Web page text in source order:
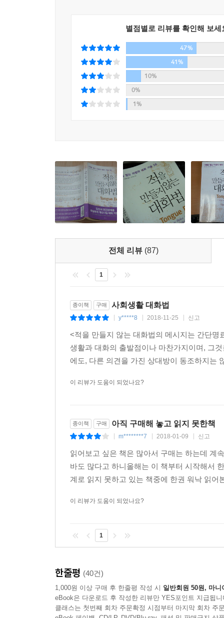
06 실패를 잊고 다시 시작하라
당신의 건강, 그리고 당신이 사랑하는 사람의 건
서둘러 아이들을 깨우고 학교 갈 준비를 시킨 후
등교할 수는 없는 노릇이라 당장 옷을 갈아입으
마침내 차고에서 자동차를 후진시키고 있을 때
려야 했다. 나는 미친 사람처럼 차를 몰아 아이들
그날 밤 돌아오는 비행기는 거센 폭풍을 만났다.
지하다.
한때 사랑했다가 이제는 멀어진 사람이 있는가?
다시 다가가지 못하는 것은 아닌가? 수화기를 들
--- pp.266~267
이 책은 어떠한 상황에도 속절없이 말려들지
등장인물들의 대화를 떠올리게 할 만큼 생생
당당하게 거절하는 법, 요령 있게 말을 끊는 법,
해내려 들면 안 되지” 혹은 “다음부터는 실수하
있다. 슬픔이나 고민에 빠진 사람은 해결책이 아닌
바야흐로 자기 일만 잘해낼 뿐 불협화음을 일
인정받는 시대다. 나아가 남의 말을 잘 들어주
시대라 해도 틀리지는 않을 것이다.
이렇게 적을 만들지 않고 주위에 늘 사람이 따르
아니다. 그들은 상대의 입장을 이해하고 솔직하
싶은 마음을 갖고 있다. 그래서 일단 상대가 나
느낌으로 대화를 하는 것이다.
목표는 타인과 균형을 이루는 것이지, 타인의
아니라 적을 친구로 만드는 법, 싸움이 아닌 조
대화법을 말이다.
사람들은 새롭고도 재미있는 아이디어를 듣게
이 책을 읽는 재미 가운데 빼놓을 수 없는 부분은
수 있다는 것이다. 뿐만 아니라 저자의 오랜 강연
또한 군데군데 등장하는 실전 TIP들은 여러 가
높을 것이다. 독자들은 이제 촌철살인의 명언
별점별로 리뷰를 확인해 보세
47%
41%
10%
0%
1%
전체 리뷰 (87)
1
종이책 구매 사회생활 대화법
y*****8 2018-11-25 신고
<적을 만들지 않는 대화법의 메시지는 간단
생활과 대화의 출발점이나 마찬가지이며, 그
에도, 다른 의견을 가진 상대방이 동조하지는
이 리뷰가 도움이 되었나요?
종이책 구매 아직 구매해 놓고 읽지 못한책
m********7 2018-01-09 신고
읽어보고 싶은 책은 많아서 구매는 하는데 계
바도 많다고 하니올해는 이 책부터 시작해서
계로 읽지 못하고 있는 책중에 한권 워낙 읽
이 리뷰가 도움이 되었나요?
1
한줄평 (40건)
1,000원 이상 구매 후 한줄평 작성 시 일반회원 50원, 마니
eBook은 다운로드 후 작성한 리뷰만 YES포인트 지급됩니
클래스는 첫번째 회차 주문확정 시점부터 마지막 회차 주